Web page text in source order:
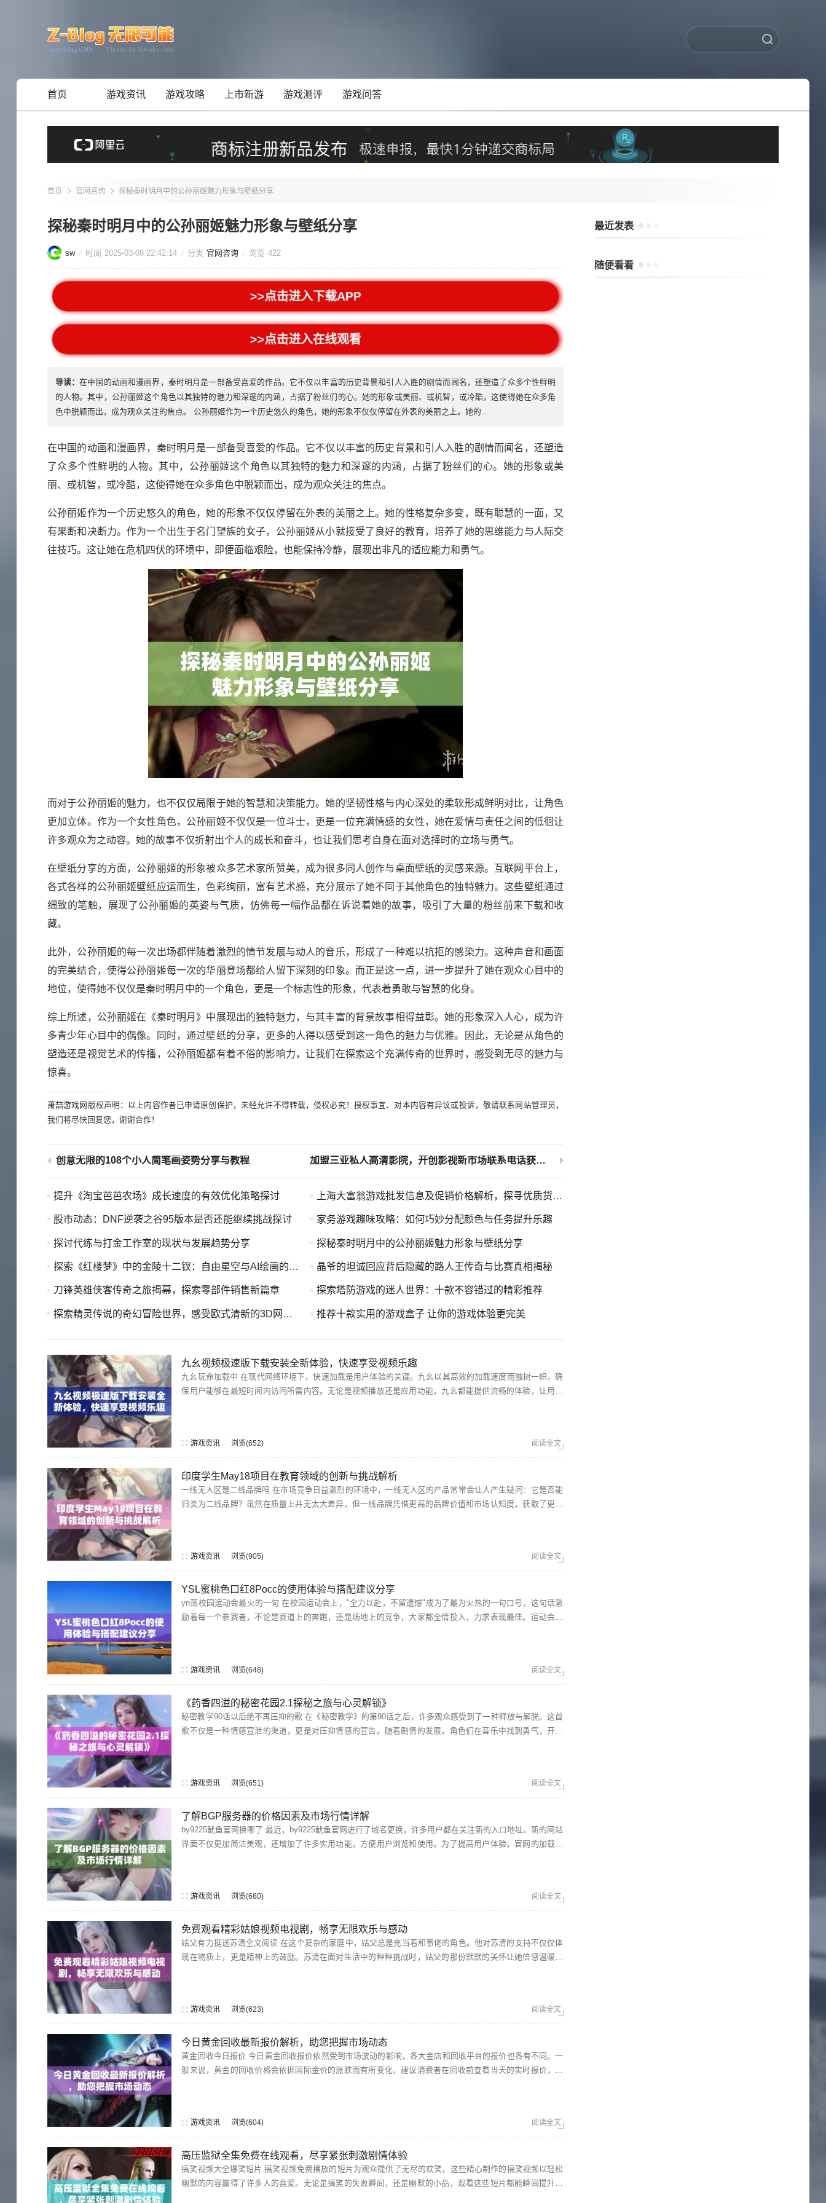
首页 游戏资讯 游戏攻略 上市新游 游戏测评 游戏问答
首页 官网咨询 探秘秦时明月中的公孙丽姬魅力形象与壁纸分享
探秘秦时明月中的公孙丽姬魅力形象与壁纸分享
sw 时间 2025-03-08 22:42:14 分类 官网咨询 浏览 422
>>点击进入下载APP
>>点击进入在线观看
导读：在中国的动画和漫画界，秦时明月是一部备受喜爱的作品。它不仅以丰富的历史背景和引人入胜的剧情而闻名，还塑造了众多个性鲜明
的人物。其中，公孙丽姬这个角色以其独特的魅力和深邃的内涵，占据了粉丝们的心。她的形象或美丽、或机智，或冷酷，这使得她在众多角
色中脱颖而出，成为观众关注的焦点。 公孙丽姬作为一个历史悠久的角色，她的形象不仅仅停留在外表的美丽之上。她的...
在中国的动画和漫画界，秦时明月是一部备受喜爱的作品。它不仅以丰富的历史背景和引人入胜的剧情而闻名，还塑造
了众多个性鲜明的人物。其中，公孙丽姬这个角色以其独特的魅力和深邃的内涵，占据了粉丝们的心。她的形象或美
丽、或机智，或冷酷，这使得她在众多角色中脱颖而出，成为观众关注的焦点。
公孙丽姬作为一个历史悠久的角色，她的形象不仅仅停留在外表的美丽之上。她的性格复杂多变，既有聪慧的一面，又
有果断和决断力。作为一个出生于名门望族的女子，公孙丽姬从小就接受了良好的教育，培养了她的思维能力与人际交
往技巧。这让她在危机四伏的环境中，即便面临艰险，也能保持冷静，展现出非凡的适应能力和勇气。
而对于公孙丽姬的魅力，也不仅仅局限于她的智慧和决策能力。她的坚韧性格与内心深处的柔软形成鲜明对比，让角色
更加立体。作为一个女性角色，公孙丽姬不仅仅是一位斗士，更是一位充满情感的女性，她在爱情与责任之间的低徊让
许多观众为之动容。她的故事不仅折射出个人的成长和奋斗，也让我们思考自身在面对选择时的立场与勇气。
在壁纸分享的方面，公孙丽姬的形象被众多艺术家所赞美，成为很多同人创作与桌面壁纸的灵感来源。互联网平台上，
各式各样的公孙丽姬壁纸应运而生，色彩绚丽，富有艺术感，充分展示了她不同于其他角色的独特魅力。这些壁纸通过
细致的笔触，展现了公孙丽姬的英姿与气质，仿佛每一幅作品都在诉说着她的故事，吸引了大量的粉丝前来下载和收
藏。
此外，公孙丽姬的每一次出场都伴随着激烈的情节发展与动人的音乐，形成了一种难以抗拒的感染力。这种声音和画面
的完美结合，使得公孙丽姬每一次的华丽登场都给人留下深刻的印象。而正是这一点，进一步提升了她在观众心目中的
地位，使得她不仅仅是秦时明月中的一个角色，更是一个标志性的形象，代表着勇敢与智慧的化身。
综上所述，公孙丽姬在《秦时明月》中展现出的独特魅力，与其丰富的背景故事相得益彰。她的形象深入人心，成为许
多青少年心目中的偶像。同时，通过壁纸的分享，更多的人得以感受到这一角色的魅力与优雅。因此，无论是从角色的
塑造还是视觉艺术的传播，公孙丽姬都有着不俗的影响力，让我们在探索这个充满传奇的世界时，感受到无尽的魅力与
惊喜。
萧喆游戏网 版权声明：以上内容作者已申请原创保护，未经允许不得转载，侵权必究！授权事宜、对本内容有异议或投诉，敬请联系网站管理员，
我们将尽快回复您，谢谢合作！
创意无限的108个小人简笔画姿势分享与教程 加盟三亚私人高清影院，开创影视新市场联系电话获取方式揭秘
提升《淘宝芭芭农场》成长速度的有效优化策略探讨 上海大富翁游戏批发信息及促销价格解析，探寻优质货源出处
股市动态：DNF逆袭之谷95版本是否还能继续挑战探讨 家务游戏趣味攻略：如何巧妙分配颜色与任务提升乐趣
探讨代练与打金工作室的现状与发展趋势分享 探秘秦时明月中的公孙丽姬魅力形象与壁纸分享
探索《红楼梦》中的金陵十二钗：自由星空与AI绘画的华美结合 晶爷的坦诚回应背后隐藏的路人王传奇与比赛真相揭秘
刀锋英雄侠客传奇之旅揭幕，探索零部件销售新篇章 探索塔防游戏的迷人世界：十款不容错过的精彩推荐
探索精灵传说的奇幻冒险世界，感受欧式清新的3D网游魅力 推荐十款实用的游戏盒子 让你的游戏体验更完美
九幺视频极速版下载安装全新体验，快速享受视频乐趣
九幺玩命加载中 在现代网络环境下，快速加载是用户体验的关键。九幺以其高效的加载速度而独树一帜，确
保用户能够在最短时间内访问所需内容。无论是视频播放还是应用功能，九幺都能提供流畅的体验，让用户
游戏资讯 浏览 652 阅读全文
印度学生May18项目在教育领域的创新与挑战解析
一线无人区是二线品牌吗 在市场竞争日益激烈的环境中，一线无人区的产品常常会让人产生疑问：它是否能
归类为二线品牌？虽然在质量上并无太大差异，但一线品牌凭借更高的品牌价值和市场认知度，获取了更多
游戏资讯 浏览 905 阅读全文
YSL蜜桃色口红8Pocc的使用体验与搭配建议分享
yn荡校园运动会最火的一句 在校园运动会上，"全力以赴，不留遗憾"成为了最为火热的一句口号。这句话激
励着每一个参赛者，不论是赛道上的奔跑，还是场地上的竞争，大家都全情投入，力求表现最佳。运动会不
游戏资讯 浏览 648 阅读全文
《药香四溢的秘密花园2.1探秘之旅与心灵解锁》
秘密教学90话以后绝不再压抑的歌 在《秘密教学》的第90话之后，许多观众感受到了一种释放与解脱。这首
歌不仅是一种情感宣泄的渠道，更是对压抑情感的宣告。随着剧情的发展，角色们在音乐中找到勇气，开始
游戏资讯 浏览 651 阅读全文
了解BGP服务器的价格因素及市场行情详解
by9225鱿鱼官网换哪了 最近，by9225鱿鱼官网进行了域名更换，许多用户都在关注新的入口地址。新的网站
界面不仅更加简洁美观，还增加了许多实用功能，方便用户浏览和使用。为了提高用户体验，官网的加载速
游戏资讯 浏览 680 阅读全文
免费观看精彩姑娘视频电视剧，畅享无限欢乐与感动
姑父有力挺送苏清全文阅读 在这个复杂的家庭中，姑父总是充当着和事佬的角色。他对苏清的支持不仅仅体
现在物质上，更是精神上的鼓励。苏清在面对生活中的种种挑战时，姑父的那份默默的关怀让她倍感温暖。
游戏资讯 浏览 623 阅读全文
今日黄金回收最新报价解析，助您把握市场动态
黄金回收今日报价 今日黄金回收报价依然受到市场波动的影响，各大金店和回收平台的报价也各有不同。一
般来说，黄金的回收价格会依据国际金价的涨跌而有所变化，建议消费者在回收前查看当天的实时报价，以
游戏资讯 浏览 604 阅读全文
高压监狱全集免费在线观看，尽享紧张刺激剧情体验
搞笑视频大全爆笑短片 搞笑视频免费播放的短片为观众提供了无尽的欢笑，这些精心制作的搞笑视频以轻松
幽默的内容赢得了许多人的喜爱。无论是搞笑的失败瞬间，还是幽默的小品，观看这些短片都能瞬间提升你
最近发表
随便看看